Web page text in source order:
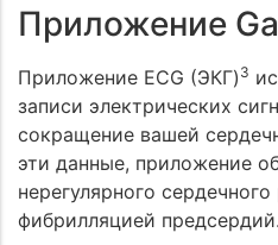
Приложение
Приложение ECG (ЭКГ) 3
записи электрических
сокращение вашей
эти данные, приложение
нерегулярного
фибрилляцией предсердий.